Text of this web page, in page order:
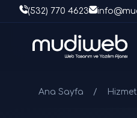
(532) 770 4623
Ana Sayfa /